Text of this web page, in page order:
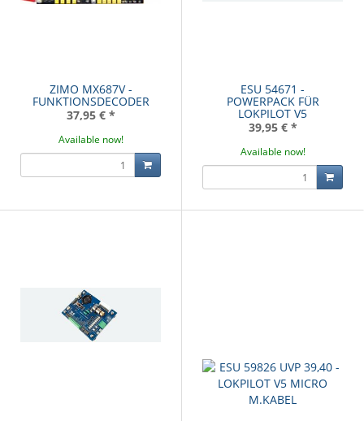
ZIMO MX687V -
FUNKTIONSDECODER
37,95 € *
Available now!
ESU 54671 -
POWERPACK FÜR
LOKPILOT V5
39,95 € *
Available now!